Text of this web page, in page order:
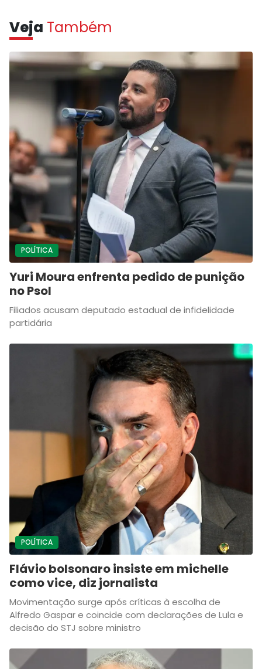
Veja Também
POLÍTICA
Yuri Moura enfrenta pedido de punição
no Psol
Filiados acusam deputado estadual de infidelidade
partidária
POLÍTICA
Flávio bolsonaro insiste em michelle
como vice, diz jornalista
Movimentação surge após críticas à escolha de
Alfredo Gaspar e coincide com declarações de Lula e
decisão do STJ sobre ministro